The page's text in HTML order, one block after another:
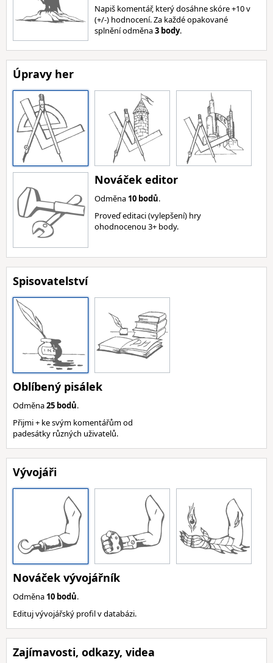
Napiš komentář, který dosáhne skóre +10 v
(+/-) hodnocení. Za každé opakované
splnění odměna3 body.
Úpravy her
Nováček editor
Odměna 10 bodů.
Proveď editaci (vylepšení) hry
ohodnocenou 3+ body.
Spisovatelství
Oblíbený pisálek
Odměna25 bodů.
Přijmi + ke svým komentářům od
padesátky různých uživatelů.
Vývojáři
Nováček vývojářník
Odměna 10 bodů.
Edituj vývojářský profil v databázi.
Zajímavosti, odkazy, videa